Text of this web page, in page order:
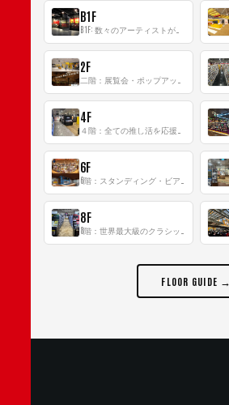
B1F
2F
4F
6F
8F
FLOOR GUIDE →